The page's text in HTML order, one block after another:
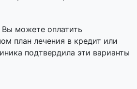
можете оплатить
план лечения в кредит или
подтвердила эти варианты